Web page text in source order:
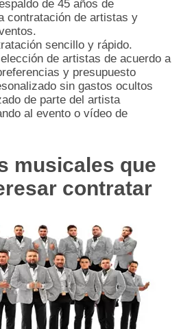
de 45 años de
contratación de artistas y
sencillo y rápido.
de artistas de acuerdo a
y presupuesto
sin gastos ocultos
de parte del artista
al evento o vídeo de
musicales que
contratar